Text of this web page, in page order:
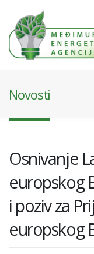
Novosti
Osnivanje
europskog
i poziv za
europskog